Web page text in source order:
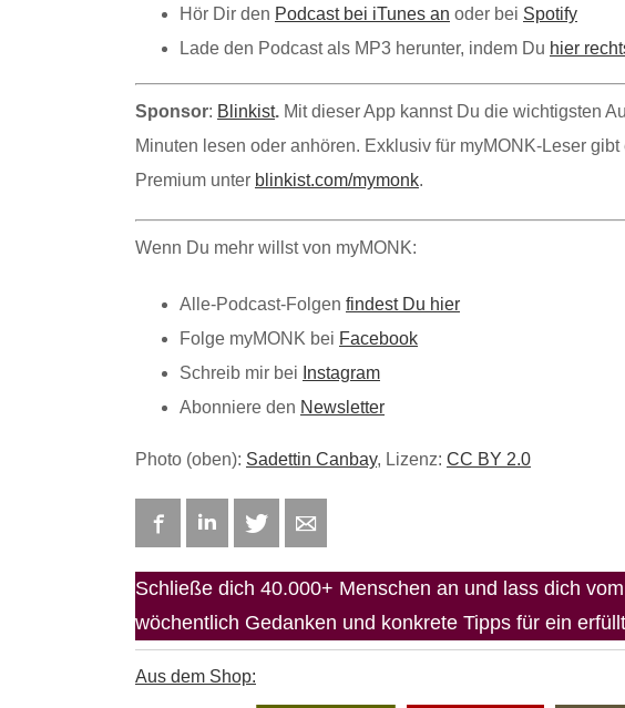
Hör Dir den Podcast bei iTunes an oder bei Spotify
Lade den Podcast als MP3 herunter, indem Du hier
Sponsor: Blinkist. Mit dieser App kannst Du die wichtigsten
Minuten lesen oder anhören. Exklusiv für myMONK-Leser
Premium unter blinkist.com/mymonk.
Wenn Du mehr willst von myMONK:
Alle-Podcast-Folgen findest Du hier
Folge myMONK bei Facebook
Schreib mir bei Instagram
Abonniere den Newsletter
Photo (oben): Sadettin Canbay, Lizenz: CC BY 2.0
FacebookLinkedIn Twitter
Schließe dich 40.000+ Menschen an und lass dich
wöchentlich Gedanken und konkrete Tipps für ein
Aus dem Shop: